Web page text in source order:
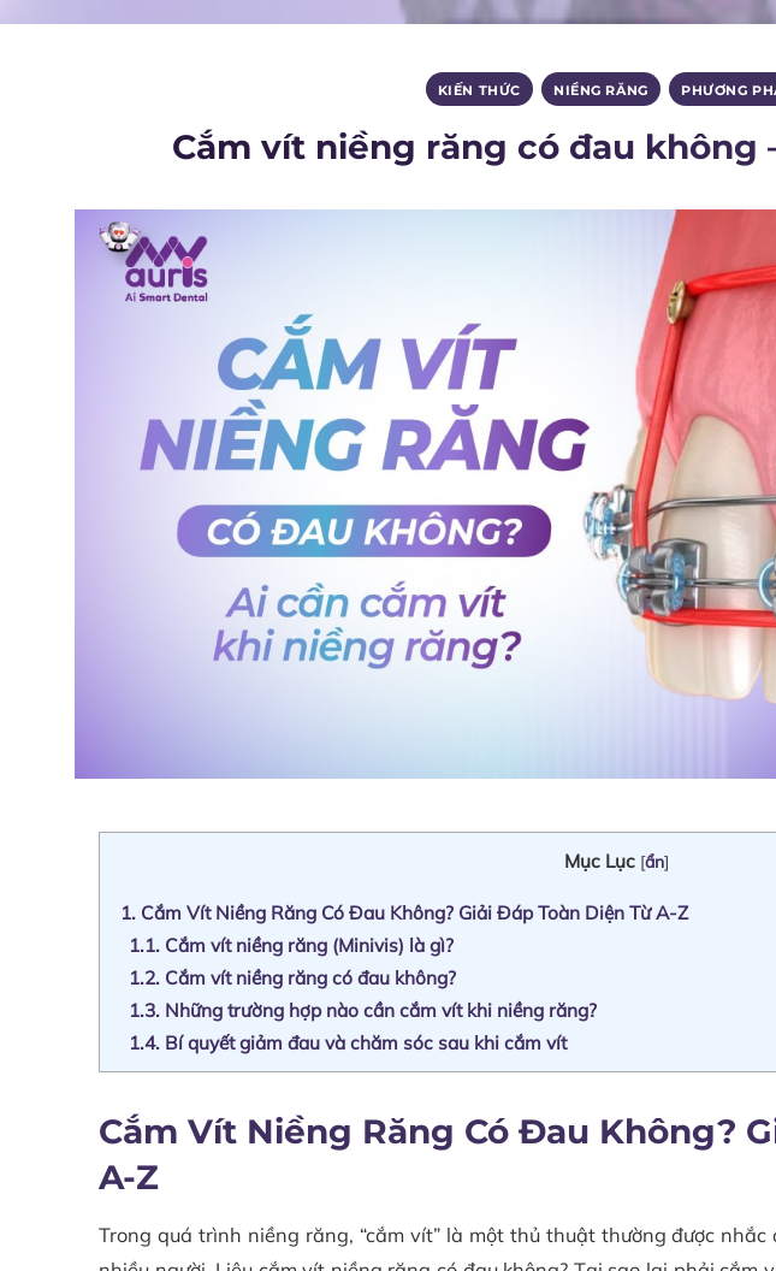
KIẾN THỨC , NIỀNG RĂNG , PHƯƠNG
Cắm vít niềng răng có đau không
Mục Lục [ẩn]
1. Cắm Vít Niềng Răng Có Đau Không? Giải Đáp Toàn Diện Từ A-Z
1.1. Cắm vít niềng răng (Minivis) là gì?
1.2. Cắm vít niềng răng có đau không?
1.3. Những trường hợp nào cần cắm vít khi niềng răng?
1.4. Bí quyết giảm đau và chăm sóc sau khi cắm vít
Cắm Vít Niềng Răng Có Đau Không?
A-Z
Trong quá trình niềng răng, “cắm vít” là một thủ thuật thường được